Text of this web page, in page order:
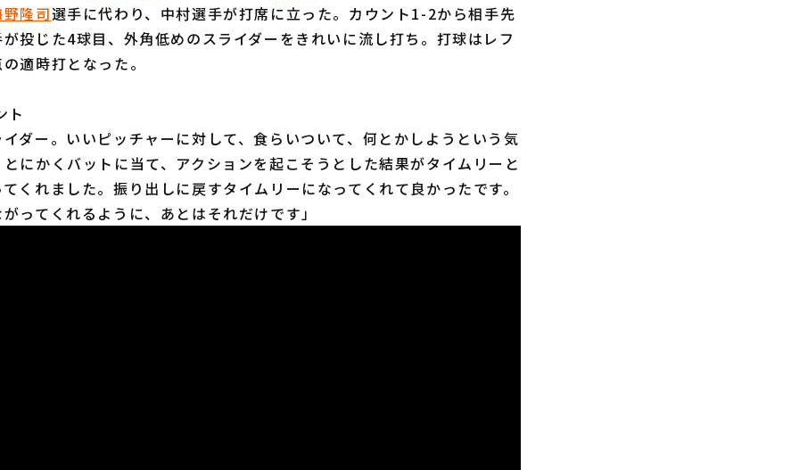
隆司選手に代わり、中村選手が打席に立った。カウント1-2から相手先
投じた4球目、外角低めのスライダーをきれいに流し打ち。打球はレフ
適時打となった。
ト
ダー。いいピッチャーに対して、食らいついて、何とかしようという気
にかくバットに当て、アクションを起こそうとした結果がタイムリーと
くれました。振り出しに戻すタイムリーになってくれて良かったです。
ってくれるように、あとはそれだけです」